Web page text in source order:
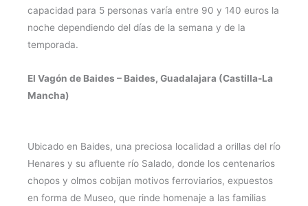
capacidad para 5 personas varía entre 90 y 140 euros la
noche dependiendo del días de la semana y de la
temporada.
El Vagón de Baides – Baides, Guadalajara (Castilla-La
Mancha)
Ubicado en Baides, una preciosa localidad a orillas del río
Henares y su afluente río Salado, donde los centenarios
chopos y olmos cobijan motivos ferroviarios, expuestos
en forma de Museo, que rinde homenaje a las familias